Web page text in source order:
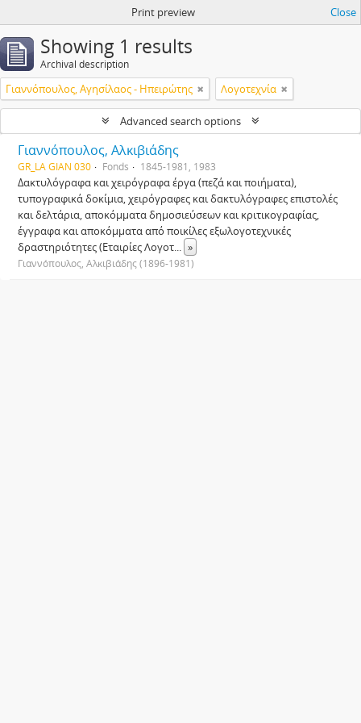
Print preview Close
Showing 1 results
Archival description
Γιαννόπουλος, Αγησίλαος - Ηπειρώτης Λογοτεχνία
Advanced search options
Γιαννόπουλος, Αλκιβιάδης
GR_LA GIAN 030 Fonds 1845-1981, 1983
Δακτυλόγραφα και χειρόγραφα έργα (πεζά και ποιήματα),
τυπογραφικά δοκίμια, χειρόγραφες και δακτυλόγραφες επιστολές
και δελτάρια, αποκόμματα δημοσιεύσεων και κριτικογραφίας,
έγγραφα και αποκόμματα από ποικίλες εξωλογοτεχνικές
δραστηριότητες (Εταιρίες Λογοτ... »
Γιαννόπουλος, Αλκιβιάδης (1896-1981)